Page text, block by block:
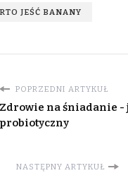
JEŚĆ BANANY
POPRZEDNI ARTYKUŁ
Zdrowie na śniadanie -
probiotyczny
NASTĘPNY ARTYKUŁ